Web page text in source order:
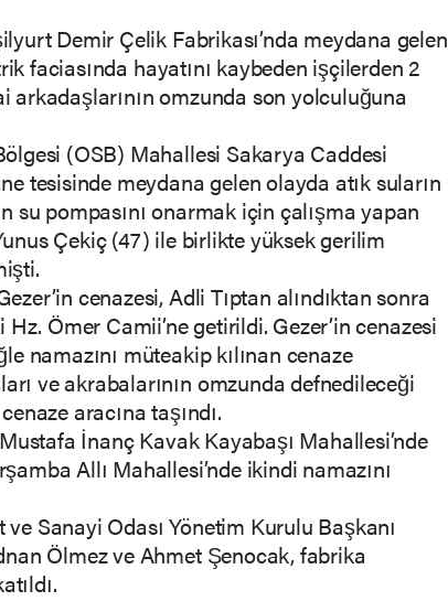
Demir Çelik Fabrikası’nda meydana gelen
faciasında hayatını kaybeden işçilerden 2
arkadaşlarının omzunda son yolculuğuna
(OSB) Mahallesi Sakarya Caddesi
tesisinde meydana gelen olayda atık suların
su pompasını onarmak için çalışma yapan
Çekiç (47) ile birlikte yüksek gerilim
cenazesi, Adli Tıptan alındıktan sonra
Ömer Camii’ne getirildi. Gezer’in cenazesi
namazını müteakip kılınan cenaze
ve akrabalarının omzunda defnedileceği
aracına taşındı.
İnanç Kavak Kayabaşı Mahallesi’nde
Allı Mahallesi’nde ikindi namazını
Sanayi Odası Yönetim Kurulu Başkanı
Ölmez ve Ahmet Şenocak, fabrika